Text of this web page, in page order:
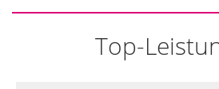
Top-